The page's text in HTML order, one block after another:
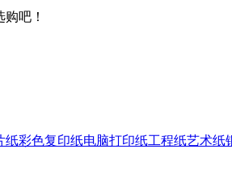
吧！
纸彩色复印纸电脑打印纸工程纸艺术纸